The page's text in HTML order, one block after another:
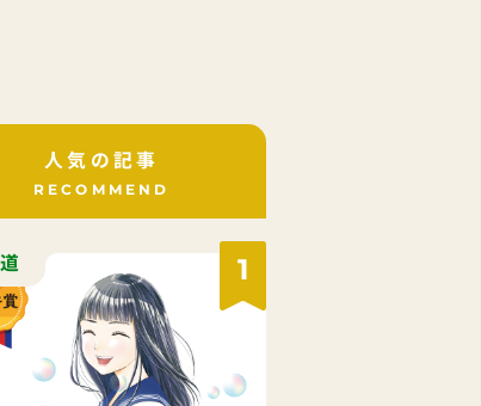
人気の記事
RECOMMEND
1